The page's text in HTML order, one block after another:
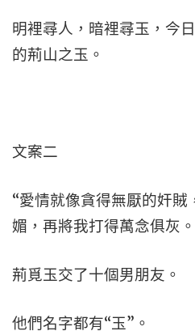
明裡尋人，暗裡尋玉，今
的荊山之玉。
文案二
“愛情就像貪得無厭的奸賊
媚，再將我打得萬念俱灰
荊覓玉交了十個男朋友。
他們名字都有“玉”。